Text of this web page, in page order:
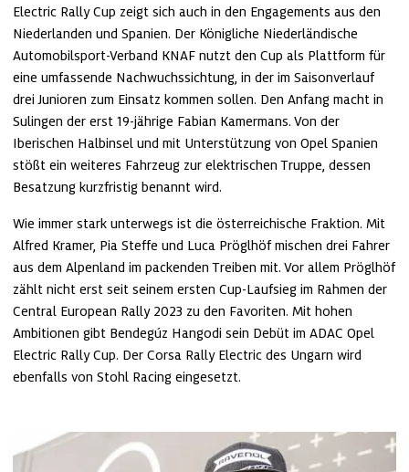
Electric Rally Cup zeigt sich auch in den Engagements aus den
Niederlanden und Spanien. Der Königliche Niederländische
Automobilsport-Verband KNAF nutzt den Cup als Plattform für
eine umfassende Nachwuchssichtung, in der im Saisonverlauf
drei Junioren zum Einsatz kommen sollen. Den Anfang macht in
Sulingen der erst 19-jährige Fabian Kamermans. Von der
Iberischen Halbinsel und mit Unterstützung von Opel Spanien
stößt ein weiteres Fahrzeug zur elektrischen Truppe, dessen
Besatzung kurzfristig benannt wird.
Wie immer stark unterwegs ist die österreichische Fraktion. Mit
Alfred Kramer, Pia Steffe und Luca Pröglhöf mischen drei Fahrer
aus dem Alpenland im packenden Treiben mit. Vor allem Pröglhöf
zählt nicht erst seit seinem ersten Cup-Laufsieg im Rahmen der
Central European Rally 2023 zu den Favoriten. Mit hohen
Ambitionen gibt Bendegúz Hangodi sein Debüt im ADAC Opel
Electric Rally Cup. Der Corsa Rally Electric des Ungarn wird
ebenfalls von Stohl Racing eingesetzt.